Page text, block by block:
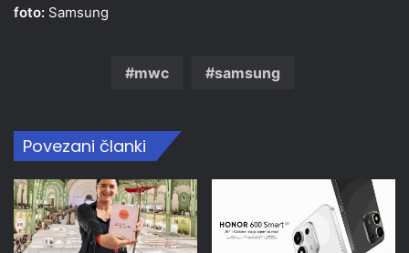
foto: Samsung
mwc samsung
Povezani članki